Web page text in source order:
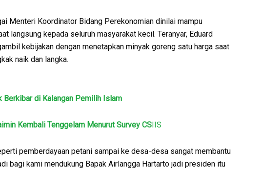
Menteri Koordinator Bidang Perekonomian dinilai mampu
langsung kepada seluruh masyarakat kecil. Teranyar, Eduard
kebijakan dengan menetapkan minyak goreng satu harga saat
naik dan langka.
Berkibar di Kalangan Pemilih Islam
Kembali Tenggelam Menurut Survey CSIIS
pemberdayaan petani sampai ke desa-desa sangat membantu
bagi kami mendukung Bapak Airlangga Hartarto jadi presiden itu